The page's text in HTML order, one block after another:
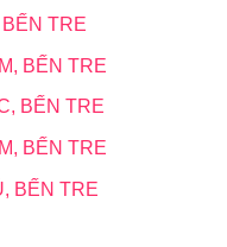
TRE
BẾN TRE
BẾN TRE
BẾN TRE
BẾN TRE